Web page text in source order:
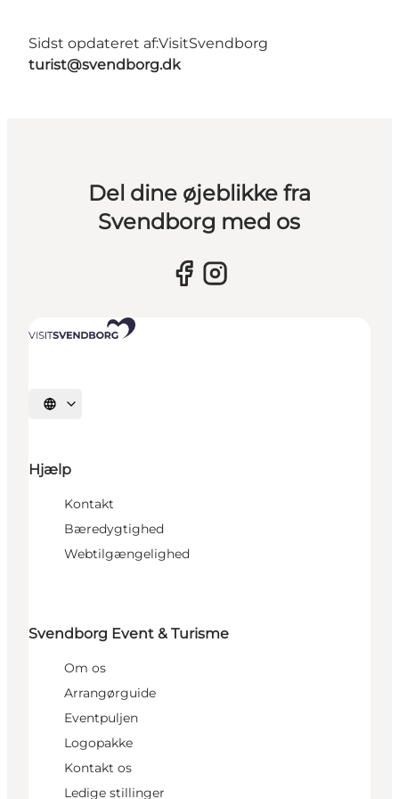
Sidst opdateret af:VisitSvendborg
turist@svendborg.dk
Del dine øjeblikke fra
Svendborg med os
Vælg sprog
Hjælp
Kontakt
Bæredygtighed
Webtilgængelighed
Svendborg Event & Turisme
Om os
Arrangørguide
Eventpuljen
Logopakke
Kontakt os
Ledige stillinger